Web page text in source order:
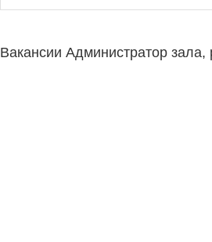
Вакансии Администратор зала,